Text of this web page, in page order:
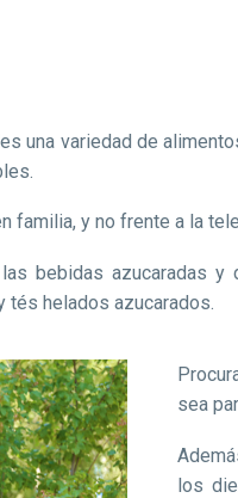
una variedad de
familia, y no frente a la
bebidas azucaradas
helados azucarados.
sea
los